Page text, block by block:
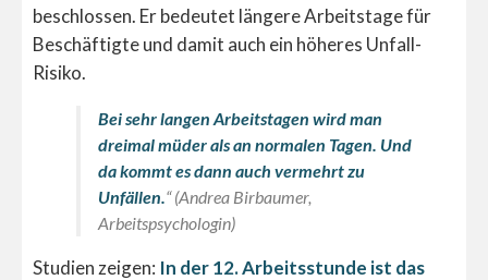
beschlossen. Er bedeutet längere Arbeitstage für
Beschäftigte und damit auch ein höheres Unfall-
Risiko.
Bei sehr langen Arbeitstagen wird man
dreimal müder als an normalen Tagen. Und
da kommt es dann auch vermehrt zu
Unfällen.“ (Andrea Birbaumer,
Arbeitspsychologin)
Studien zeigen: In der 12. Arbeitsstunde ist das